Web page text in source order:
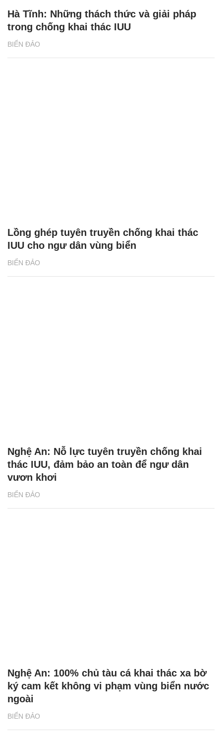
BIỂN ĐẢO
Hà Tĩnh: Những thách thức và giải pháp
trong chống khai thác IUU
BIỂN ĐẢO
Lồng ghép tuyên truyền chống khai thác
IUU cho ngư dân vùng biển
BIỂN ĐẢO
Nghệ An: Nỗ lực tuyên truyền chống khai
thác IUU, đảm bảo an toàn để ngư dân
vươn khơi
BIỂN ĐẢO
Nghệ An: 100% chủ tàu cá khai thác xa bờ
ký cam kết không vi phạm vùng biển nước
ngoài